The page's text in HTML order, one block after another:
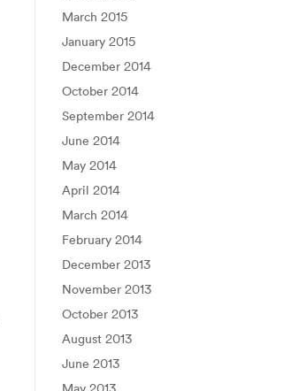
March 2015
January 2015
December 2014
October 2014
September 2014
June 2014
May 2014
April 2014
March 2014
February 2014
December 2013
November 2013
October 2013
August 2013
June 2013